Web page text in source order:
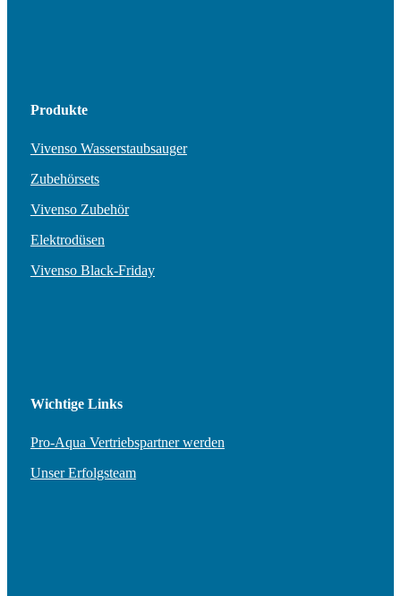
Produkte
Vivenso Wasserstaubsauger
Zubehörsets
Vivenso Zubehör
Elektrodüsen
Vivenso Black-Friday
Wichtige Links
Pro-Aqua Vertriebspartner werden
Unser Erfolgsteam